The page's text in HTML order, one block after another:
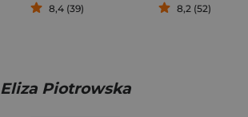
8,4 (39) 8,2 (52)
Eliza Piotrowska